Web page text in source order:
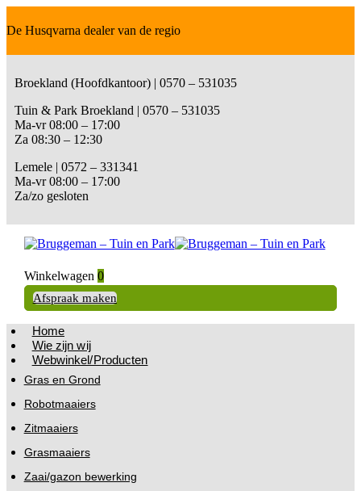
De Husqvarna dealer van de regio
Broekland (Hoofdkantoor) | 0570 – 531035
Tuin & Park Broekland | 0570 – 531035
Ma-vr 08:00 – 17:00
Za 08:30 – 12:30
Lemele | 0572 – 331341
Ma-vr 08:00 – 17:00
Za/zo gesloten
Winkelwagen 0
Afspraak maken
Home
Wie zijn wij
Webwinkel/Producten
Gras en Grond
Robotmaaiers
Zitmaaiers
Grasmaaiers
Zaai/gazon bewerking